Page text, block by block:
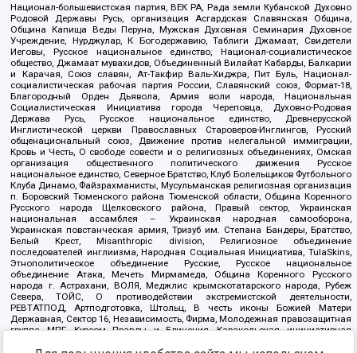
Национал-большевистская партия, ВЕК РА, Рада земли Кубанской Духовно
Родовой Державы Русь, организация Асгардская Славянская Община,
Община Капища Веды Перуна, Мужская Духовная Семинария Духовное
Учреждение, Нурджулар, К Богодержавию, Таблиги Джамаат, Свидетели
Иеговы, Русское национальное единство, Национал-социалистическое
общество, Джамаат мувахидов, Объединенный Вилайат Кабарды, Балкарии
и Карачая, Союз славян, Ат-Такфир Валь-Хиджра, Пит Буль, Национал-
социалистическая рабочая партия России, Славянский союз, Формат-18,
Благородный Орден Дьявола, Армия воли народа, Национальная
Социалистическая Инициатива города Череповца, Духовно-Родовая
Держава Русь, Русское национальное единство, Древнерусской
Инглистической церкви Православных Староверов-Инглингов, Русский
общенациональный союз, Движение против нелегальной иммиграции,
Кровь и Честь, О свободе совести и о религиозных объединениях, Омская
организация общественного политического движения Русское
национальное единство, Северное Братство, Клуб Болельщиков Футбольного
Клуба Динамо, Файзрахманисты, Мусульманская религиозная организация
п. Боровский Тюменского района Тюменской области, Община Коренного
Русского народа Щелковского района, Правый сектор, Украинская
национальная ассамблея – Украинская народная самооборона,
Украинская повстанческая армия, Тризуб им. Степана Бандеры, Братство,
Белый Крест, Misanthropic division, Религиозное объединение
последователей инглиизма, Народная Социальная Инициатива, TulaSkins,
Этнополитическое объединение Русские, Русское национальное
объединение Атака, Мечеть Мирмамеда, Община Коренного Русского
народа г. Астрахани, ВОЛЯ, Меджлис крымскотатарского народа, Рубеж
Севера, ТОЙС, О противодействии экстремистской деятельности,
РЕВТАТПОД, Артподготовка, Штольц, В честь иконы Божией Матери
Державная, Сектор 16, Независимость, Фирма, Молодежная правозащитная
группа МПГ, Курсом Правды и Единения, Каракольская инициативная